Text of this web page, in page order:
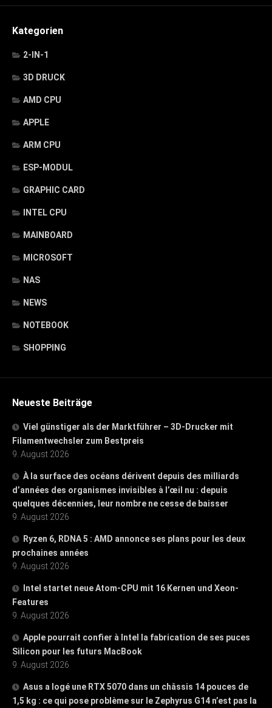
Kategorien
2-IN-1
3D DRUCK
AMD CPU
APPLE
ARM CPU
ESP-MODUL
GRAPHIC CARD
INTEL CPU
MAINBOARD
MICROSOFT
NAS
NEWS
NOTEBOOK
SHOPPING
Neueste Beiträge
Viel günstiger als der Marktführer – 3D-Drucker mit
Filamentwechsler zum Bestpreis
9. August 2026
À la surface des océans dérivent depuis des milliards
d’années des organismes invisibles à l’œil nu : depuis
quelques décennies, leur nombre ne cesse de baisser
9. August 2026
Ryzen 6, RDNA 5 : AMD annonce ses plans pour les deux
prochaines années
9. August 2026
Intel startet neue Atom-CPU mit 16 Kernen und Xeon-
Features
9. August 2026
Apple pourrait confier à Intel la fabrication de ses puces
Silicon pour les futurs MacBook
9. August 2026
Asus a logé une RTX 5070 dans un châssis 14 pouces de
1,5 kg : ce qui pose problème sur le Zephyrus G14 n’est pas la